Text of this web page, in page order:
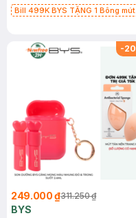
Treatment
Bill 499K BYS TẶNG 1 Bông mút
-20
249.000 ₫311.250 ₫
BYS